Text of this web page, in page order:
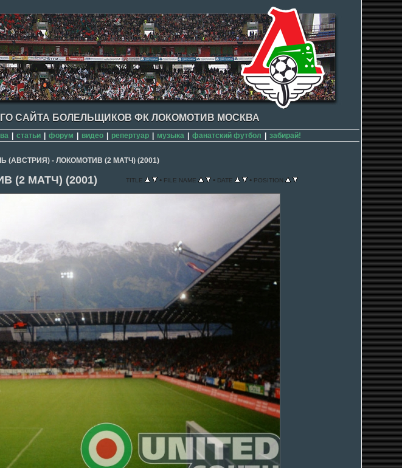
САЙТА БОЛЕЛЬЩИКОВ ФК ЛОКОМОТИВ МОСКВА
статьи форум видео репертуар музыка фанатский футбол забирай!
(АВСТРИЯ) - ЛОКОМОТИВ (2 МАТЧ) (2001)
(2 МАТЧ) (2001) TITLE • FILE NAME • DATE • POSITION